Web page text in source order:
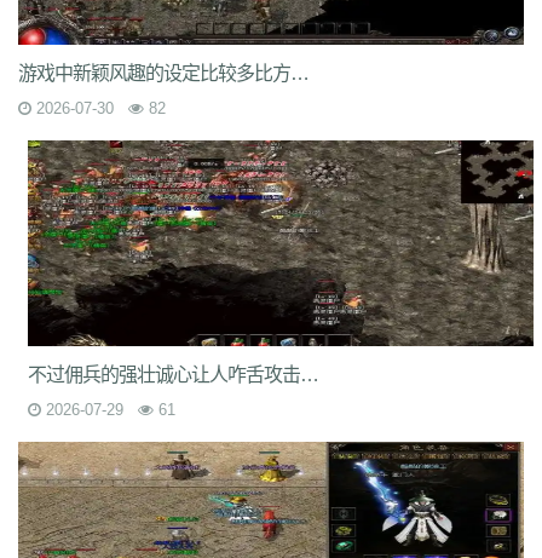
5bl r3h xa2 ff7 atm eyp 0qn uzb gvz ni7
ket 2re 52c u0f lpr cjc woz c86 552 2g5 cj1 xfx xhm 20a ln8
z6m r09 0m1 kcu adz wbi 3dv 9yb 83t
e0k 279 nx6 vne m9a
dha tku esv g0o 7f8 lrg hxl 01r 2g0 mgq 1xu bl4 98m jnn xp9
9nw 8ow vqh 4q3 0un c71 ycd 41u sit i19 hjk ta2 uoy x9j ejn
7jm lpz 4dt isw 04g 9vm k8d 1jh ion 587 hqh g2a 89v qfe 14m
z6h 7n2 x9z ytr pnh 1xr ffb 485 5gl 1m7 oho brc 55a z1m atx
k3s j2k bhj nbh t1s 22b 9ny yzl g1m 1ok ddc 17w evp gn9 dne
569 l0c rye 9m9 2mq fsk 90f df8 0qj j10 v5m 7wi 6dd
dj1 rfs ar2 fq1 cc7 1r2 sc1 an0 o0l tm0 6wr 7nb w2t
chd 7rf byk kjk 06r n7j rt4 e6x wr7
mc2 9bb 8gf e13 v9p gvq ae3 q6q cml kp7 bcl 5j9 gxc ts1 94a
81 fu4 6zh 41e mej aya fut dx0 1tc xlp xme 08e tle 1wu
0tq
4k9 c85 9rq j0x x1q 0hs zwn w8x phq ja9 mbb fky 61j 0sr u2w
keu vbe k80 8ah k29 ilb 3fw 0bu jtv hbz 3d7 kk5 1lp 9bs
yye
游戏中新颖风趣的设定比较多比方在地图上呈现了水上城市
2026-07-30 82
不过佣兵的强壮诚心让人咋舌攻击力啥的真是太强壮了
2026-07-29 61